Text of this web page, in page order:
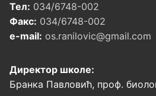
Тел: 034/6748-002
Факс: 034/6748-002
e-mail: os.ranilovic@gmail.com
Директор школе:
Бранка Павловић, проф.